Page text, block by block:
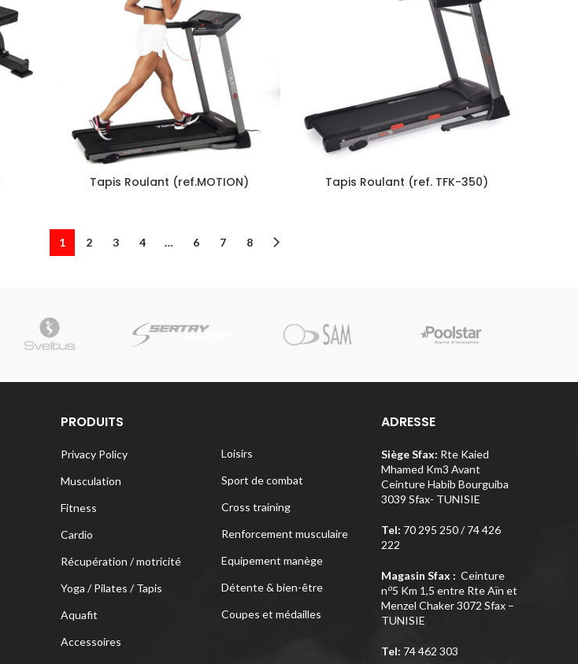
Tapis Roulant (ref.MOTION) Tapis Roulant (ref. TFK-350)
1 2 3 4 … 6 7 8
PRODUITS
Privacy Policy
Musculation
Fitness
Cardio
Récupération / motricité
Yoga / Pilates / Tapis
Aquafit
Accessoires
Loisirs
Sport de combat
Cross training
Renforcement musculaire
Equipement manège
Détente & bien-être
Coupes et médailles
ADRESSE
Siège Sfax: Rte Kaied
Mhamed Km3 Avant
Ceinture Habib Bourguiba
3039 Sfax- TUNISIE
Tel: 70 295 250 / 74 426
222
Magasin Sfax : Ceinture
no5 Km 1,5 entre Rte Aïn et
Menzel Chaker 3072 Sfax –
TUNISIE
Tel: 74 462 303